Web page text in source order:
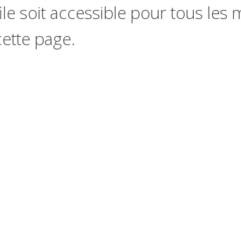
soit accessible pour tous les
page.